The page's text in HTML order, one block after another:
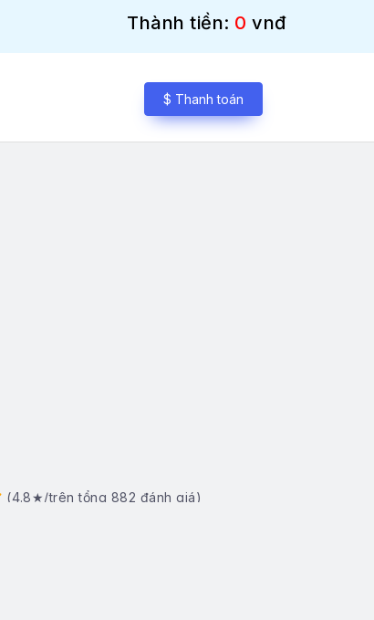
Thành tiền: 0 vnđ
$ Thanh toán
(4.8★/trên tổng 882 đánh giá)